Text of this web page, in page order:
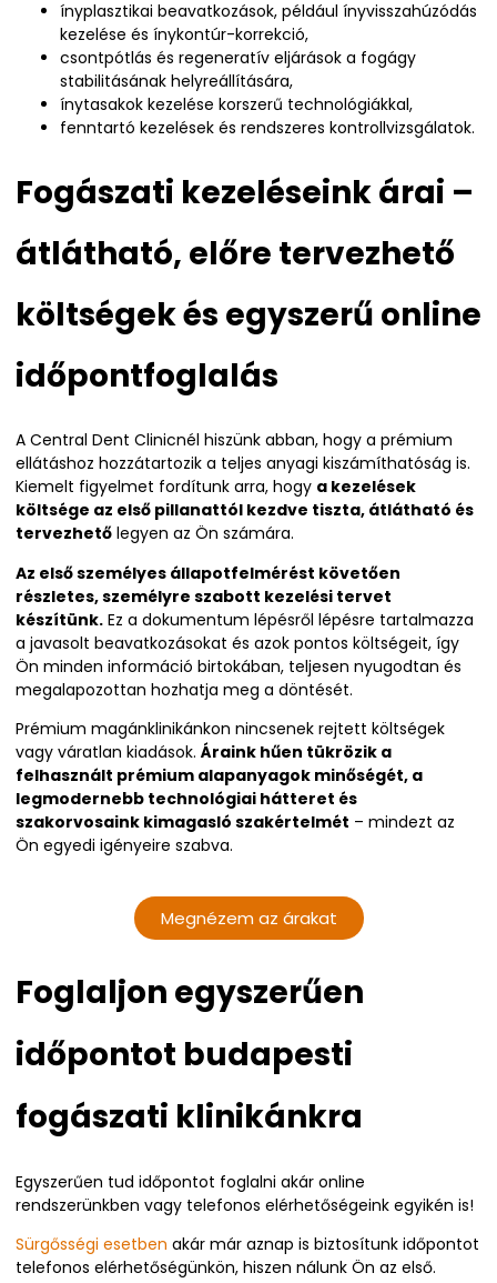
ínyplasztikai beavatkozások, például ínyvisszahúzódás
kezelése és ínykontúr-korrekció,
csontpótlás és regeneratív eljárások a fogágy
stabilitásának helyreállítására,
ínytasakok kezelése korszerű technológiákkal,
fenntartó kezelések és rendszeres kontrollvizsgálatok.
Fogászati kezeléseink árai –
átlátható, előre tervezhető
költségek és egyszerű online
időpontfoglalás
A Central Dent Clinicnél hiszünk abban, hogy a prémium
ellátáshoz hozzátartozik a teljes anyagi kiszámíthatóság is.
Kiemelt figyelmet fordítunk arra, hogy a kezelések
költsége az első pillanattól kezdve tiszta, átlátható és
tervezhető legyen az Ön számára.
Az első személyes állapotfelmérést követően
részletes, személyre szabott kezelési tervet
készítünk. Ez a dokumentum lépésről lépésre tartalmazza
a javasolt beavatkozásokat és azok pontos költségeit, így
Ön minden információ birtokában, teljesen nyugodtan és
megalapozottan hozhatja meg a döntését.
Prémium magánklinikánkon nincsenek rejtett költségek
vagy váratlan kiadások. Áraink hűen tükrözik a
felhasznált prémium alapanyagok minőségét, a
legmodernebb technológiai hátteret és
szakorvosaink kimagasló szakértelmét – mindezt az
Ön egyedi igényeire szabva.
Megnézem az árakat
Foglaljon egyszerűen
időpontot budapesti
fogászati klinikánkra
Egyszerűen tud időpontot foglalni akár online
rendszerünkben vagy telefonos elérhetőségeink egyikén is!
Sürgősségi esetben akár már aznap is biztosítunk időpontot
telefonos elérhetőségünkön, hiszen nálunk Ön az első.